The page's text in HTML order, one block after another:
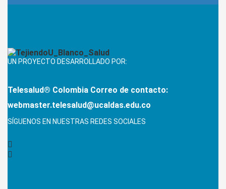
UN PROYECTO DESARROLLADO POR:
Telesalud® Colombia Correo de contacto:
webmaster.telesalud@ucaldas.edu.co
SÍGUENOS EN NUESTRAS REDES SOCIALES